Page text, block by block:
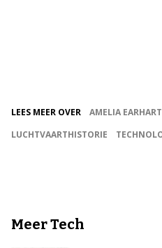
LEES MEER OVER AMELIA EARHART
LUCHTVAARTHISTORIE
Meer Tech